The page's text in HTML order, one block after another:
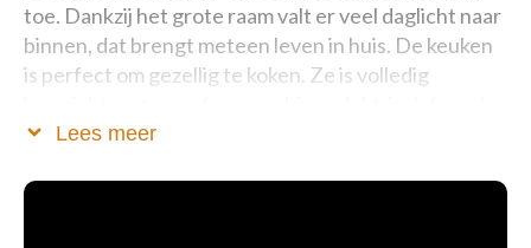
toe. Dankzij het grote raam valt er veel daglicht naar
binnen, dat brengt meteen leven in huis. De keuken
is perfect om gezellig te koken. Ze is volledig
koelkast, dampkap en een oven. Vanuit de
is ingericht met een lavabo, inloopdouche en
Lees meer